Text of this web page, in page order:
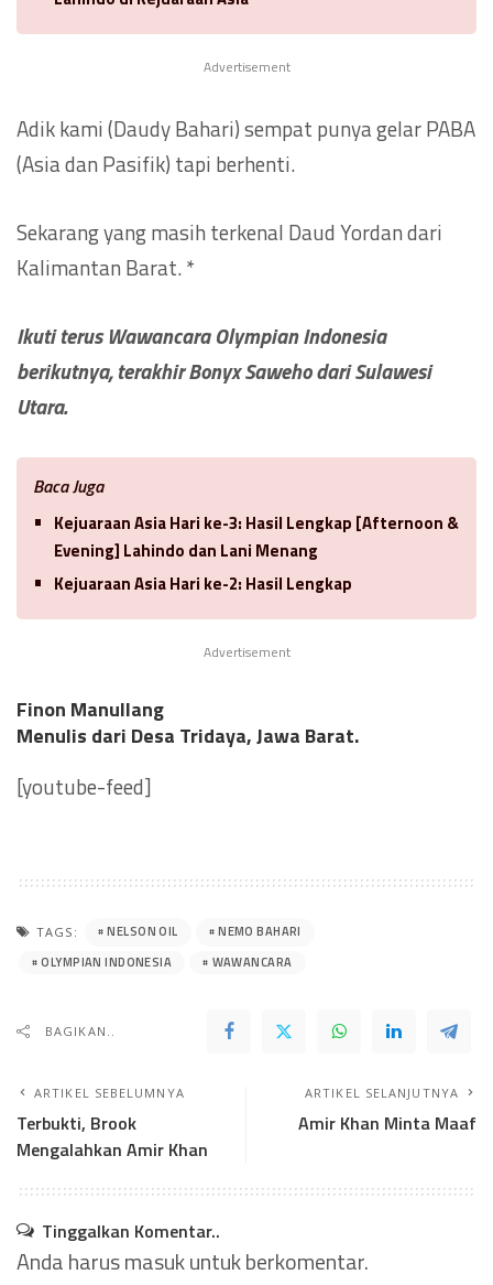
Advertisement
Adik kami (Daudy Bahari) sempat punya gelar PABA
(Asia dan Pasifik) tapi berhenti.
Sekarang yang masih terkenal Daud Yordan dari
Kalimantan Barat. *
Ikuti terus Wawancara Olympian Indonesia
berikutnya, terakhir Bonyx Saweho dari Sulawesi
Utara.
Baca Juga
Kejuaraan Asia Hari ke-3: Hasil Lengkap [Afternoon &
Evening] Lahindo dan Lani Menang
Kejuaraan Asia Hari ke-2: Hasil Lengkap
Advertisement
Finon Manullang
Menulis dari Desa Tridaya, Jawa Barat.
[youtube-feed]
TAGS: NELSON OIL
NEMO BAHARI
OLYMPIAN INDONESIA
WAWANCARA
BAGIKAN..
ARTIKEL SEBELUMNYA
Terbukti, Brook
Mengalahkan Amir Khan
ARTIKEL SELANJUTNYA
Amir Khan Minta Maaf
Tinggalkan Komentar..
Anda harusmasukuntuk berkomentar.